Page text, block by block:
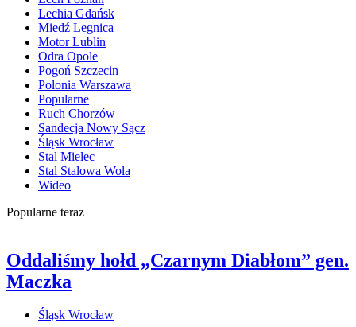
Lechia Gdańsk
Miedź Legnica
Motor Lublin
Odra Opole
Pogoń Szczecin
Polonia Warszawa
Popularne
Ruch Chorzów
Sandecja Nowy Sącz
Śląsk Wrocław
Stal Mielec
Stal Stalowa Wola
Wideo
Popularne teraz
Oddaliśmy hołd „Czarnym Diabłom” gen.
Maczka
Śląsk Wrocław